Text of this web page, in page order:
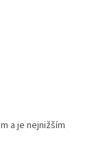
a je nejnižším